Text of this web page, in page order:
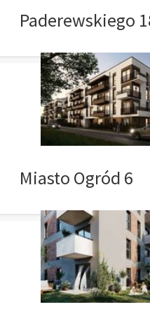
Paderewskiego
Miasto Ogród 6